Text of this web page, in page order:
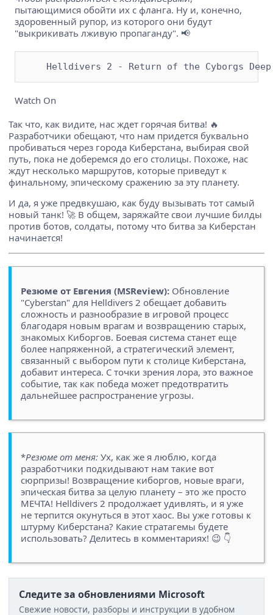
пытающимися обойти их с фланга. Ну и, конечно,
здоровенный рупор, из которого они будут
"выкрикивать лживую пропаганду". 📢
Watch On
Так что, как видите, нас ждет горячая битва! 🔥
Разработчики обещают, что нам придется буквально
пробиваться через города Киберстана, выбирая свой
путь, пока не доберемся до его столицы. Похоже, нас
ждут несколько маршрутов, которые приведут к
финальному, эпическому сражению за эту планету.
И да, я уже предвкушаю, как буду вызывать тот самый
новый танк! 🚀 В общем, заряжайте свои лучшие билды
против ботов, солдаты, потому что битва за Киберстан
начинается!
Резюме от Евгения (MSReview): Обновление
"Cyberstan" для Helldivers 2 обещает добавить
сложность и разнообразие в игровой процесс
благодаря новым врагам и возвращению старых,
знакомых Киборгов. Боевая система станет еще
более напряженной, а стратегический элемент,
связанный с выбором пути к столице Киберстана,
добавит интереса. С точки зрения лора, это важное
событие, так как победа может предотвратить
дальнейшее распространение угрозы.
*Резюме от меня: Ух, как же я люблю, когда
разработчики подкидывают нам такие вот
сюрпризы! Возвращение киборгов, новые враги,
эпическая битва за целую планету – это же просто
МЕЧТА! Helldivers 2 продолжает удивлять, и я уже
не терпится окунуться в этот хаос. Вы уже готовы к
штурму Киберстана? Какие стратагемы будете
использовать? Делитесь в комментариях! 😉 👇
Следите за обновлениями Microsoft
Свежие новости, разборы и инструкции в удобном